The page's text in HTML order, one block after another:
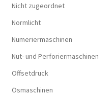
Nicht zugeordnet
Normlicht
Numeriermaschinen
Nut- und Perforiermaschinen
Offsetdruck
Ösmaschinen